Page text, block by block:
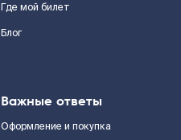
Где мой билет
Блог
Важные ответы
Оформление и покупка